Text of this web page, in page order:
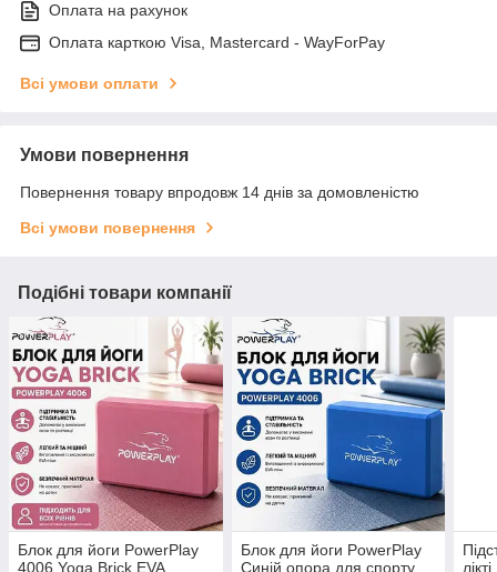
Оплата на рахунок
Оплата карткою Visa, Mastercard - WayForPay
Всі умови оплати
Умови повернення
Повернення товару впродовж 14 днів за домовленістю
Всі умови повернення
Подібні товари компанії
Блок для йоги PowerPlay
4006 Yoga Brick EVA
Блок для йоги PowerPlay
Синій опора для спорту